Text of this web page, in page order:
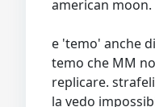
american moon.
e 'temo' anche
temo che MM
replicare.
la vedo